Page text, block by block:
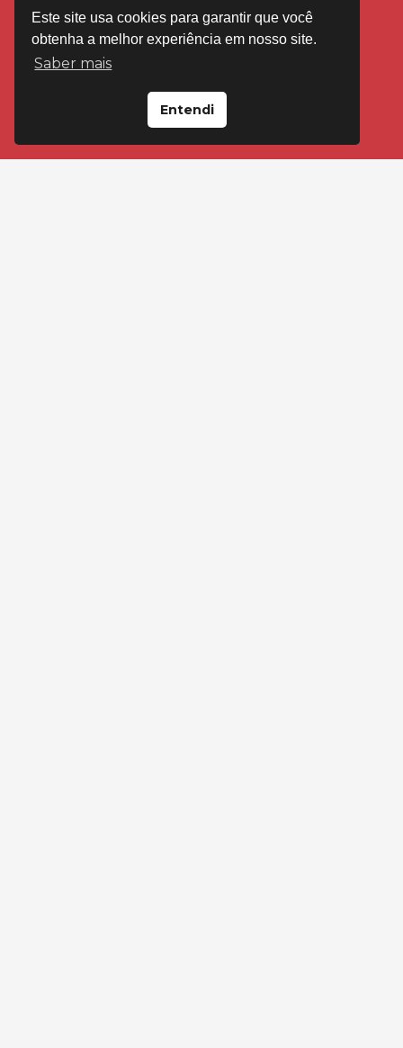
Este site usa cookies para garantir que você
obtenha a melhor experiência em nosso site.
Saber mais
Entendi